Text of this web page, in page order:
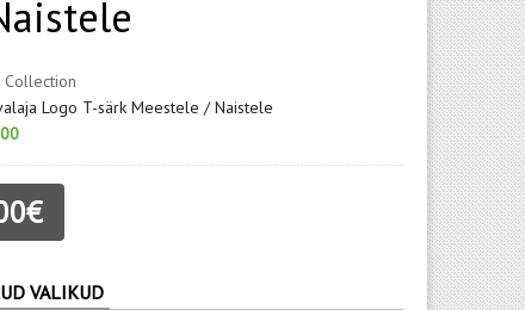
Collection
Logo T-särk Meestele / Naistele
VALIKUD